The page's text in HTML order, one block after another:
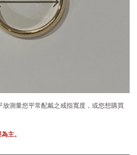
放測量您平常配戴之戒指寬度，或您想購買
主。